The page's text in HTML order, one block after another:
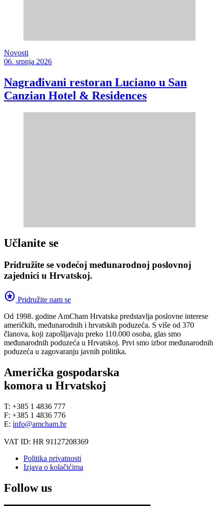
Novosti
06. srpnja 2026
Nagrađivani restoran Luciano u San
Canzian Hotel & Residences
Učlanite se
Pridružite se vodećoj međunarodnoj poslovnoj
zajednici u Hrvatskoj.
stars Pridružite nam se
Od 1998. godine AmCham Hrvatska predstavlja poslovne interese
američkih, međunarodnih i hrvatskih poduzeća. S više od 370
članova, koji zapošljavaju preko 110.000 osoba, glas smo
međunarodnih poduzeća u Hrvatskoj. Prvi smo izbor međunarodnih
poduzeća u zagovaranju javnih politika.
Američka gospodarska
komora u Hrvatskoj
T: +385 1 4836 777
F: +385 1 4836 776
E: info@amcham.hr
VAT ID: HR 91127208369
Politika privatnosti
Izjava o kolačićima
Follow us